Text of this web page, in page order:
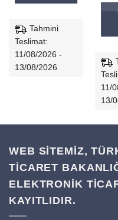
Tahmini
Teslimat:
11/08/2026 -
13/08/2026
11/
13/
WEB SİTEMİZ,
TİCARET
ELEKTRONİK
KAYITLIDIR.